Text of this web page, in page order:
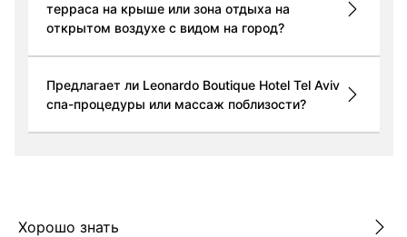
терраса на крыше или зона отдыха на
открытом воздухе с видом на город?
Предлагает ли Leonardo Boutique Hotel Tel Aviv
спа-процедуры или массаж поблизости?
Хорошо знать